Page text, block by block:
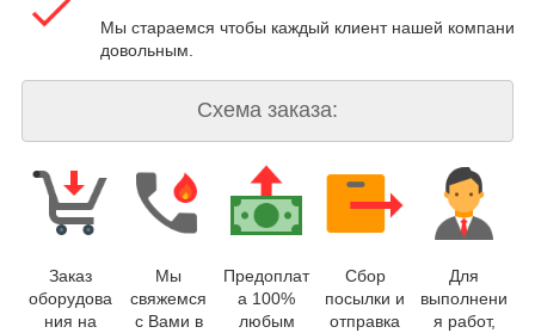
Мы стараемся чтобы каждый клиент нашей компании
довольным.
Схема заказа:
Заказ
оборудова
ния на
Мы
свяжемся
с Вами в
Предоплат
а 100%
любым
Сбор
посылки и
отправка
Для
выполнени
я работ,